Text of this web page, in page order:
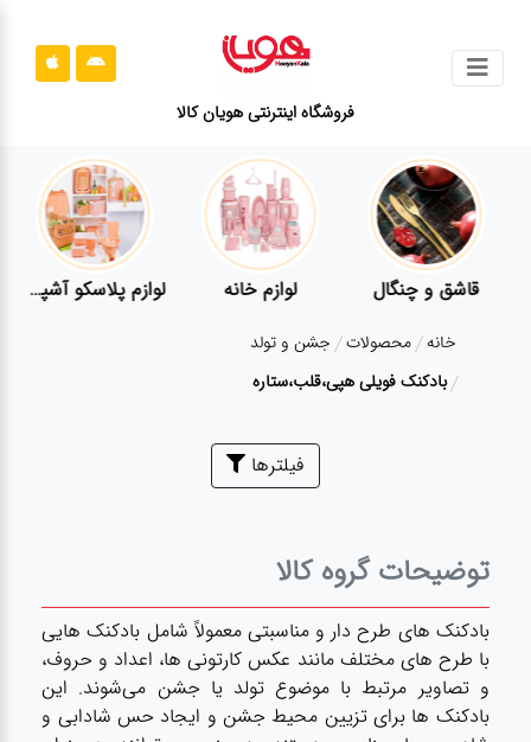
فروشگاه اینترنتی هویان کالا
محصولات
قوانین
سایت
ارتباط
مراقبت شخصی
سرویس های
چینی زرین
قاشق و چنگال لوازم خانه لوازم پلاسکو آشپزخانه
خانه محصولات جشن و تولد
بادکنک فویلی هپی،قلب،ستاره
فیلترها
توضیحات گروه کالا
بادکنک های طرح دار و مناسبتی معمولاً شامل بادکنک هایی
با طرح های مختلف مانند عکس کارتونی ها، اعداد و حروف،
و تصاویر مرتبط با موضوع تولد یا جشن می‌شوند. این
بادکنک ها برای تزیین محیط جشن و ایجاد حس شادابی و